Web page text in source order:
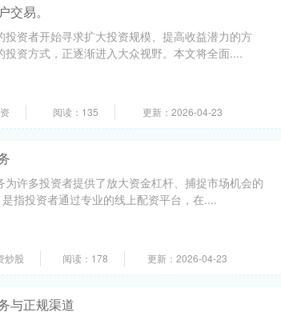
易。
资者开始寻求扩大投资规模、提高收益潜力的方
资方式，正逐渐进入大众视野。本文将全面....
阅读：135 更新：2026-04-23
许多投资者提供了放大资金杠杆、捕捉市场机会的
指投资者通过专业的线上配资平台，在....
炒股 阅读：178 更新：2026-04-23
与正规渠道